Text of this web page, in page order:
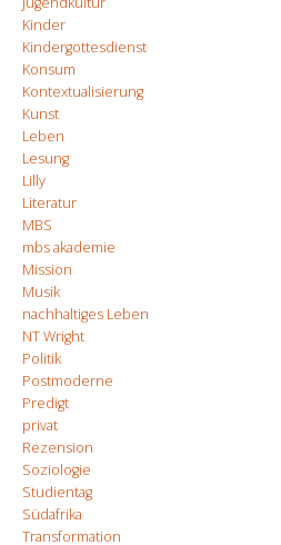
Kinder
Kindergottesdienst
Konsum
Kontextualisierung
Kunst
Leben
Lesung
Lilly
Literatur
MBS
mbs akademie
Mission
Musik
nachhaltiges Leben
NT Wright
Politik
Postmoderne
Predigt
privat
Rezension
Soziologie
Studientag
Südafrika
Transformation